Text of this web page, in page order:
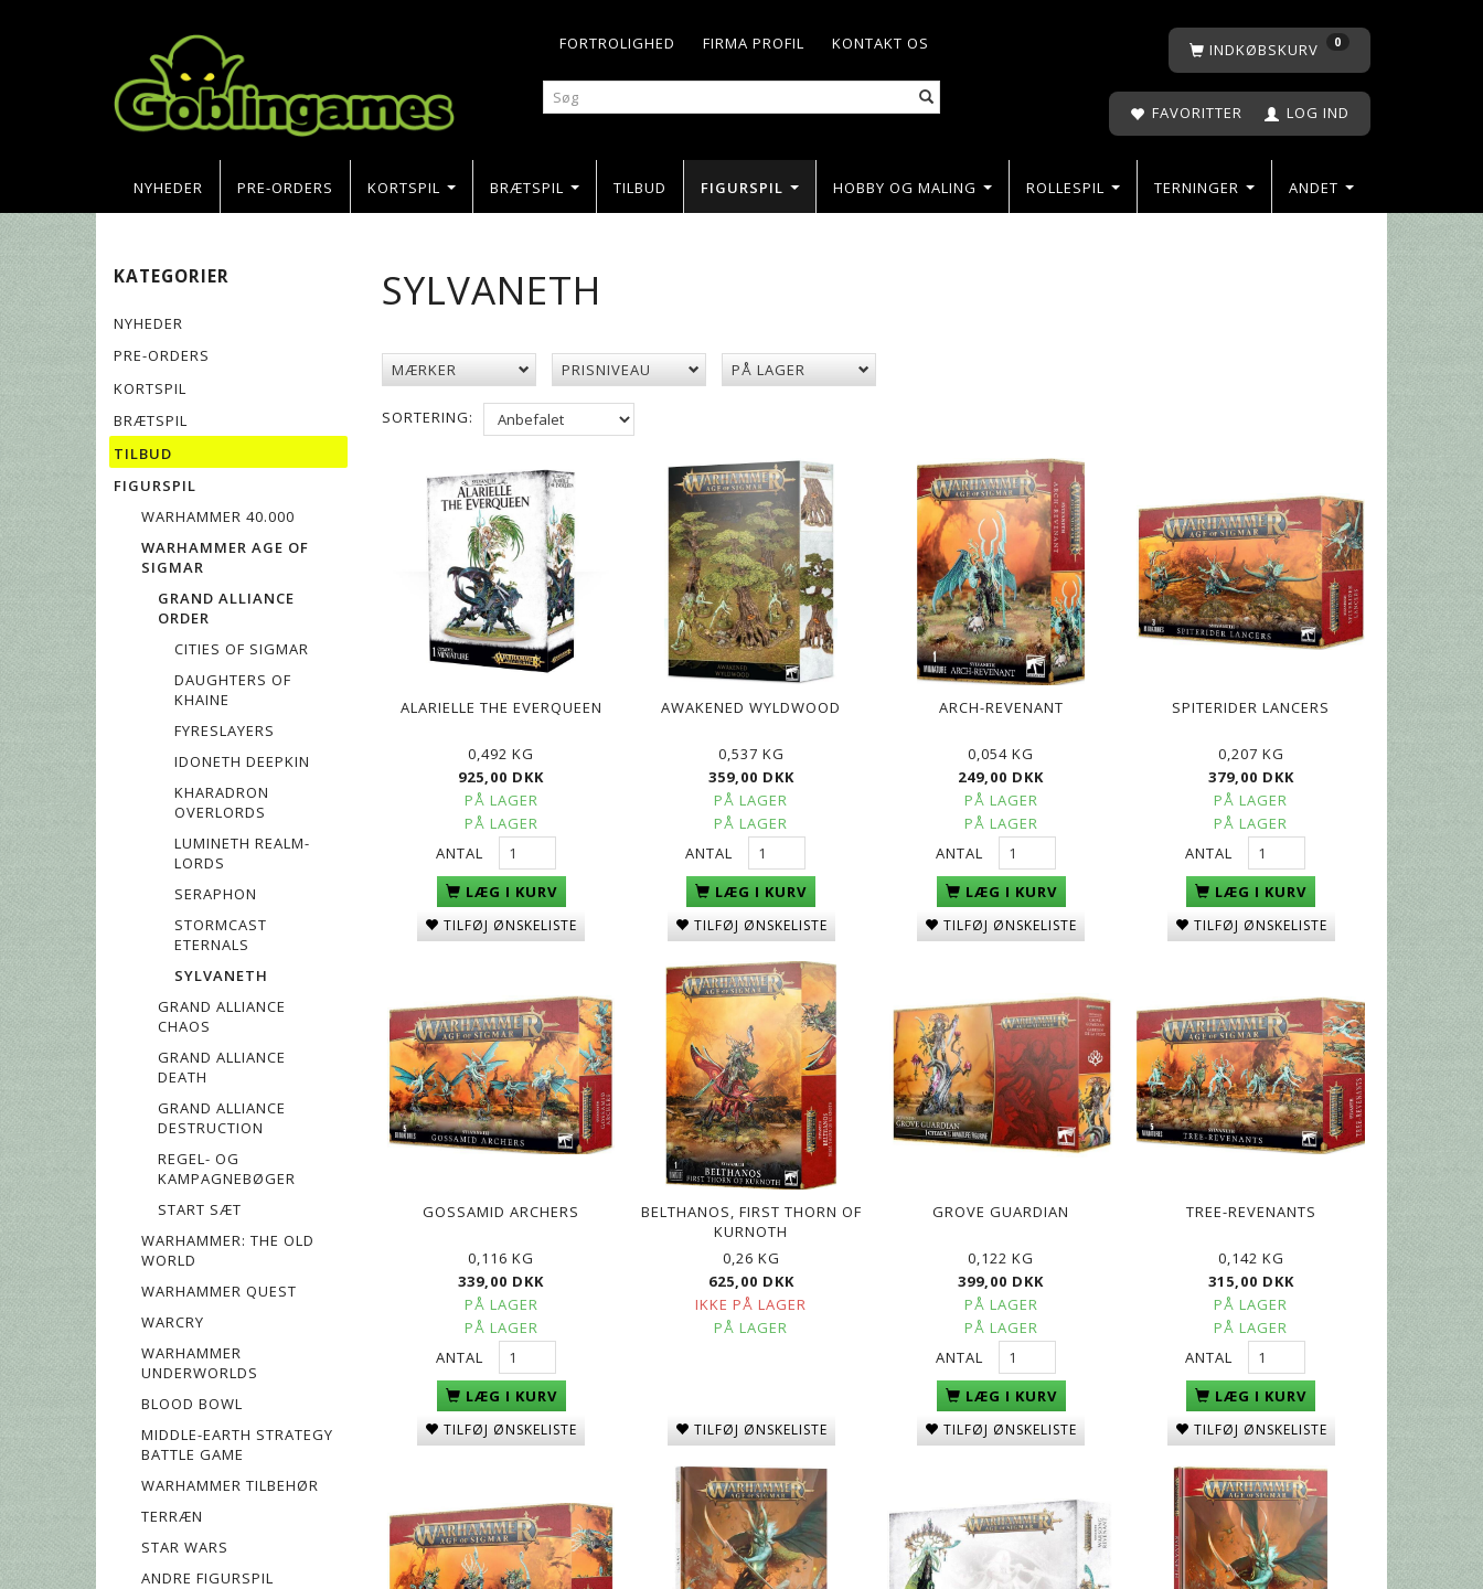
KONTAKT OS
FIRMA PROFIL
FORTROLIGHED INDKØBSKURV 0
FAVORITTER LOG IND
NYHEDER PRE-ORDERS KORTSPIL BRÆTSPIL TILBUD FIGURSPIL HOBBY OG MALING ROLLESPIL TERNINGER ANDET
KATEGORIER
NYHEDER
PRE-ORDERS
KORTSPIL
BRÆTSPIL
TILBUD
FIGURSPIL
WARHAMMER 40.000
WARHAMMER AGE OF
SIGMAR
GRAND ALLIANCE
ORDER
CITIES OF SIGMAR
DAUGHTERS OF
KHAINE
FYRESLAYERS
IDONETH DEEPKIN
KHARADRON
OVERLORDS
LUMINETH REALM-
LORDS
SERAPHON
STORMCAST
ETERNALS
SYLVANETH
GRAND ALLIANCE
CHAOS
GRAND ALLIANCE
DEATH
GRAND ALLIANCE
DESTRUCTION
REGEL- OG
KAMPAGNEBØGER
START SÆT
WARHAMMER: THE OLD
WORLD
WARHAMMER QUEST
WARCRY
WARHAMMER
UNDERWORLDS
BLOOD BOWL
MIDDLE-EARTH STRATEGY
BATTLE GAME
WARHAMMER TILBEHØR
TERRÆN
STAR WARS
ANDRE FIGURSPIL
SYLVANETH
MÆRKER PRISNIVEAU PÅ LAGER
SORTERING:
ALARIELLE THE EVERQUEEN
0,492 KG
925,00 DKK
PÅ LAGER
PÅ LAGER
ANTAL
LÆG I KURV
TILFØJ ØNSKELISTE
AWAKENED WYLDWOOD
0,537 KG
359,00 DKK
PÅ LAGER
PÅ LAGER
ANTAL
LÆG I KURV
TILFØJ ØNSKELISTE
ARCH-REVENANT
0,054 KG
249,00 DKK
PÅ LAGER
PÅ LAGER
ANTAL
LÆG I KURV
TILFØJ ØNSKELISTE
SPITERIDER LANCERS
0,207 KG
379,00 DKK
PÅ LAGER
PÅ LAGER
ANTAL
LÆG I KURV
TILFØJ ØNSKELISTE
GOSSAMID ARCHERS
0,116 KG
339,00 DKK
PÅ LAGER
PÅ LAGER
ANTAL
LÆG I KURV
TILFØJ ØNSKELISTE
BELTHANOS, FIRST THORN OF
KURNOTH
0,26 KG
625,00 DKK
IKKE PÅ LAGER
PÅ LAGER
TILFØJ ØNSKELISTE
GROVE GUARDIAN
0,122 KG
399,00 DKK
PÅ LAGER
PÅ LAGER
ANTAL
LÆG I KURV
TILFØJ ØNSKELISTE
TREE-REVENANTS
0,142 KG
315,00 DKK
PÅ LAGER
PÅ LAGER
ANTAL
LÆG I KURV
TILFØJ ØNSKELISTE